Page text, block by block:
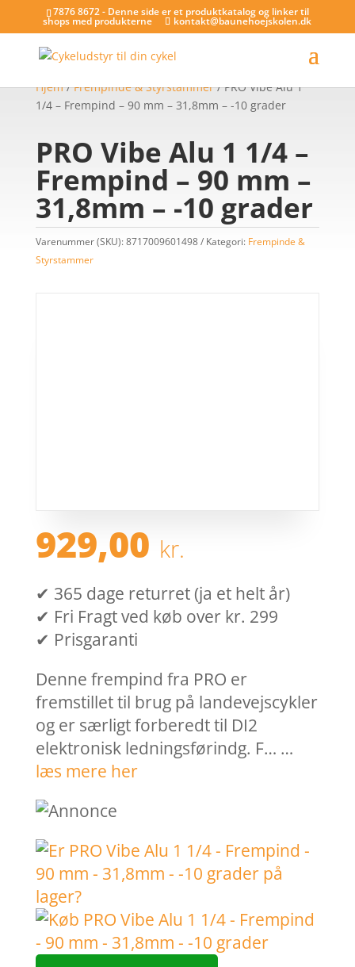
7876 8672 - Denne side er et produktkatalog og linker til
shops med produkterne kontakt@baunehoejskolen.dk
Hjem/Frempinde & Styrstammer/ PRO Vibe Alu 1
1/4 – Frempind – 90 mm – 31,8mm – -10 grader
PRO Vibe Alu 1 1/4 –
Frempind – 90 mm –
31,8mm – -10 grader
Varenummer (SKU):8717009601498 Kategori: Frempinde &
Styrstammer
929,00 kr.
✔ 365 dage returret (ja et helt år)
✔ Fri Fragt ved køb over kr. 299
✔ Prisgaranti
Denne frempind fra PRO er
fremstillet til brug på landevejscykler
og er særligt forberedt til DI2
elektronisk ledningsførindg. F… …
læs mere her